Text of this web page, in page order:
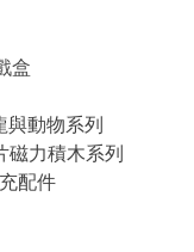
盒
與動物系列
磁力積木系列
配件